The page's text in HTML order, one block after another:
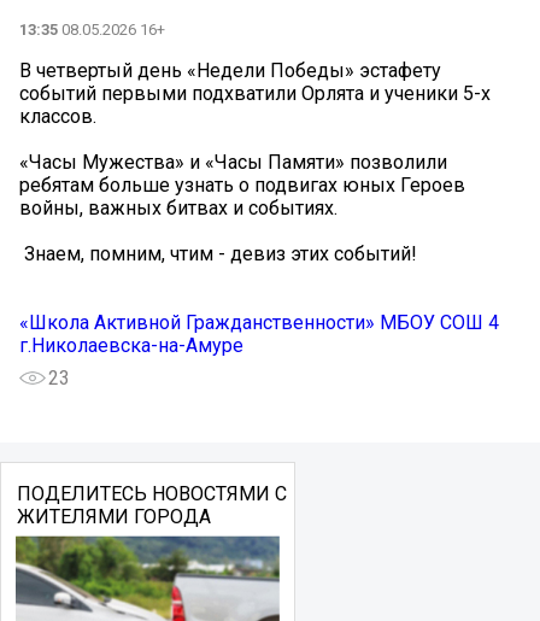
13:35 08.05.2026 16+
В четвертый день «Недели Победы» эстафету
событий первыми подхватили Орлята и ученики 5-х
классов.
«Часы Мужества» и «Часы Памяти» позволили
ребятам больше узнать о подвигах юных Героев
войны, важных битвах и событиях.
️️️ Знаем, помним, чтим - девиз этих событий!
«Школа Активной Гражданственности» МБОУ СОШ 4
г.Николаевска-на-Амуре
23
ПОДЕЛИТЕСЬ НОВОСТЯМИ С
ЖИТЕЛЯМИ ГОРОДА